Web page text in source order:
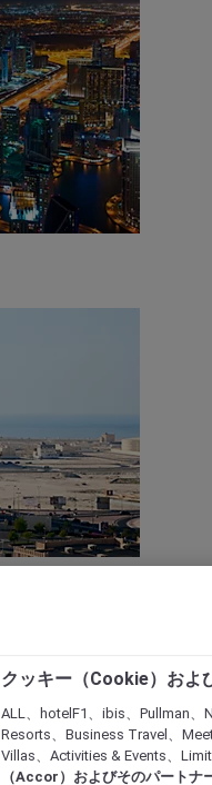
クッキー（Cookie）およ
ALL、hotelF1、ibis、Pullman
Resorts、Business Travel、
Villas、Activities & Events、
（Accor）およびそのパートナ